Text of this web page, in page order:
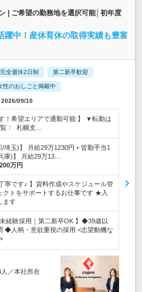
| ご希望の勤務地を選択可能│初年度
中！産休育休の取得実績も豊富
完全週休2日制 第二新卒歓迎
性のおしごと掲載中
2026/09/10
！希望エリアで通勤可能 】 ▼転勤は
〉 札幌支…
/埼玉)】 月給29万1230円＋皆勤手当1
庫)】 月給29万13…
万円
寧です♪ 】資料作成やスケジュール管
クトをサポートするお仕事です ★入
ます
未経験採用｜第二新卒OK 】◆39歳以
人柄・意欲重視の採用 <志望動機な
／本社所在